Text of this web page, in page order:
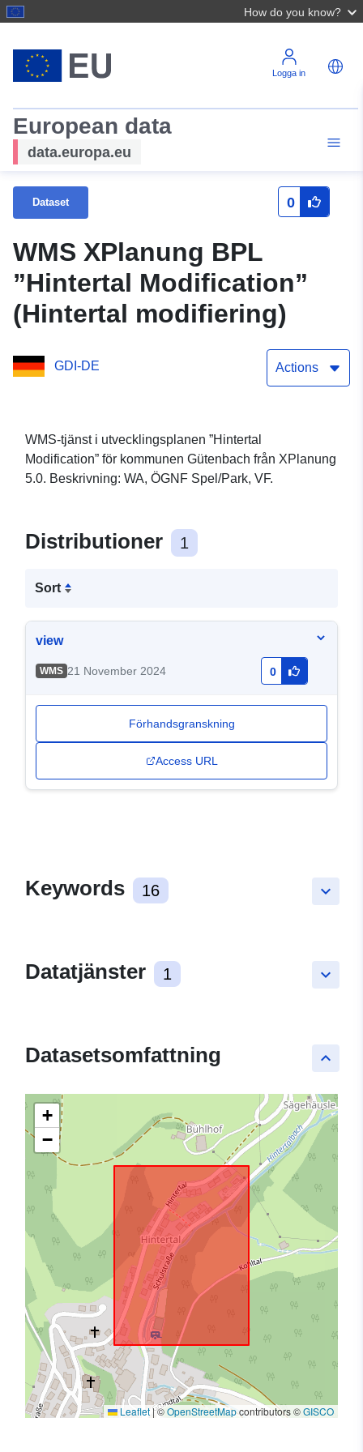
How do you know?
Logga in
European data
data.europa.eu
Dataset 0
WMS XPlanung BPL
”Hintertal Modification”
(Hintertal modifiering)
GDI-DE Actions
WMS-tjänst i utvecklingsplanen ”Hintertal
Modification” för kommunen Gütenbach från XPlanung
5.0. Beskrivning: WA, ÖGNF Spel/Park, VF.
Distributioner 1
Sort
view
WMS 21 November 2024 0
Förhandsgranskning
Access URL
keyboard_arrow_down
Keywords 16
keyboard_arrow_down
Datatjänster 1
keyboard_arrow_up
Datasetsomfattning
+
−
Leaflet|©OpenStreetMapcontributors ©GISCO